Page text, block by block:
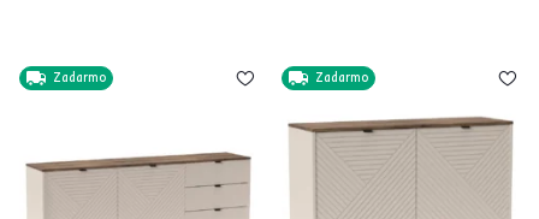
Zadarmo Zadarmo